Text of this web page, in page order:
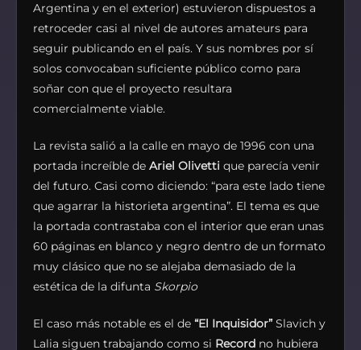
Argentina y en el exterior) estuvieron dispuestos a
retroceder casi al nivel de autores amateurs para
seguir publicando en el país. Y sus nombres por sí
solos convocaban suficiente público como para
soñar con que el proyecto resultara
comercialmente viable.
La revista salió a la calle en mayo de 1996 con una
portada increíble de Ariel Olivetti que parecía venir
del futuro. Casi como diciendo: “para este lado tiene
que agarrar la historieta argentina”. El tema es que
la portada contrastaba con el interior que eran unas
60 páginas en blanco y negro dentro de un formato
muy clásico que no se alejaba demasiado de la
estética de la difunta Skorpio
El caso más notable es el de “El Inquisidor” Slavich y
Lalia siguen trabajando como si Record no hubiera